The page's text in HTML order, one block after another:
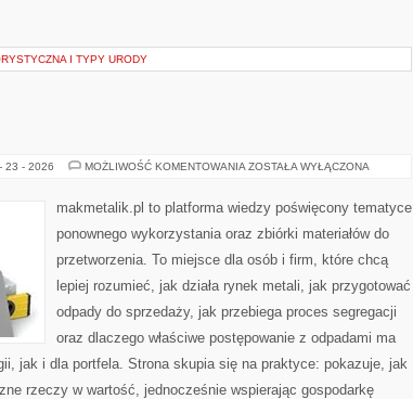
I TYPY URODY
23 - 2026 MOŻLIWOŚĆ KOMENTOWANIA ZERO
ZOSTAŁA WYŁĄCZONA
makmetalik.pl to platforma wiedzy poświęcony tematyce
ponownego wykorzystania oraz zbiórki materiałów do
przetworzenia. To miejsce dla osób i firm, które chcą
lepiej rozumieć, jak działa rynek metali, jak przygotować
odpady do sprzedaży, jak przebiega proces segregacji
oraz dlaczego właściwe postępowanie z odpadami ma
jak i dla portfela. Strona skupia się na praktyce: pokazuje, jak
rzeczy w wartość, jednocześnie wspierając gospodarkę